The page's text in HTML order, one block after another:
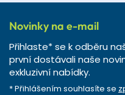
Novinky na e-mail
Přihlaste* se k odběru
první dostávali naše
exkluzivní nabídky.
* Přihlášením souhlasíte se